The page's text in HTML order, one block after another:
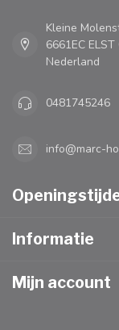
Kleine
6661EC
Nederland
0481745246
info@marc-
Informatie
Mijn account